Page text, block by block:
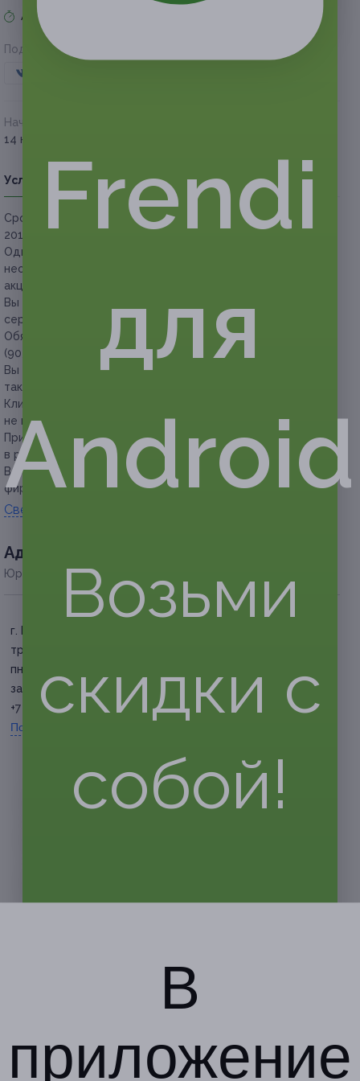
Акция завершена
Поделиться с друзьями
Начало действия
14 ноября 2018 г.
Условия Описание Гарантии Адреса Вопросы
Срок действия сертификатов: с 14 ноября
2018 г. до 14 февраля 2019 г. (включительно).
Один человек
неограниченное количество сертификатов по данной
акции.
Вы можете купить неограниченное количество
сертификатов в подарок.
Обязательна предварительная запись по телефону: +7
(903) 910-74-85.
Вы можете предъявить сертификат как в распечатанном,
так и в электронном виде.
Клиент обязан сообщить об отмене или переносе записи
не менее чем за 12 часов.
При длине волос свыше 40 см необходима доплата
в размере 200 руб. (за каждые 10 см).
В работе используется профессиональная косметика
фирм Tigi, Constant Delight.
Свернуть
Адресa
Юридическая информация о партнёре
г. Барнаул, Павловский
тракт, д. 257В, 3 этаж, каб. 6
пн. — вс. 9:00 — 20:00 (по
записи)
+7 (903) 910-74-85
Показать номер телефона
Frendi
для
Android
Возьми
скидки с
собой!
В
приложение